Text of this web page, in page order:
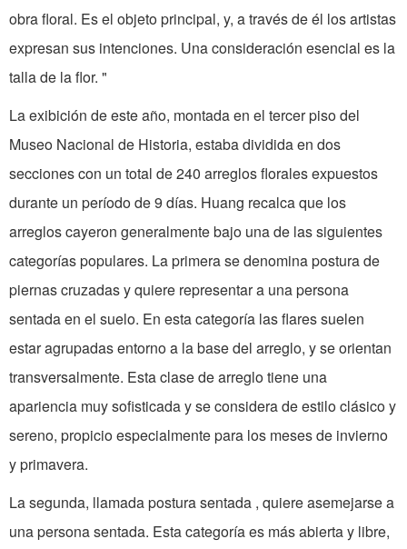
obra floral. Es el objeto principal, y, a través de él los artistas
expresan sus intenciones. Una consideración esencial es la
talla de la flor. "
La exibición de este año, montada en el tercer piso del
Museo Nacional de Historia, estaba dividida en dos
secciones con un total de 240 arreglos florales expuestos
durante un período de 9 días. Huang recalca que los
arreglos cayeron generalmente bajo una de las siguientes
categorías populares. La primera se denomina postura de
piernas cruzadas y quiere representar a una persona
sentada en el suelo. En esta categoría las flares suelen
estar agrupadas entorno a la base del arreglo, y se orientan
transversalmente. Esta clase de arreglo tiene una
apariencia muy sofisticada y se considera de estilo clásico y
sereno, propicio especialmente para los meses de invierno
y primavera.
La segunda, llamada postura sentada , quiere asemejarse a
una persona sentada. Esta categoría es más abierta y libre,